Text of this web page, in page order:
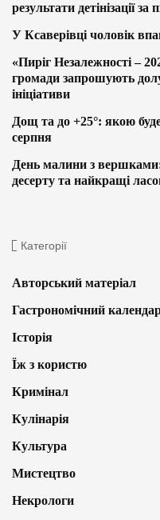
результати детінізації за
У Ксаверівці чоловік
«Пиріг Незалежності –
громади запрошують
ініціативи
Дощ та до +25°: якою
серпня
День малини з вершками:
десерту та найкращі
Категорії
Авторський матеріал
Гастрономічний
Історія
Їж з користю
Кримінал
Кулінарія
Культура
Мистецтво
Некрологи